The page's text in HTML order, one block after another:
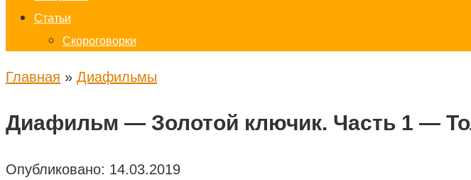
Статьи
Скороговорки
Главная » Диафильмы
Диафильм — Золотой ключик. Часть 1 —
Опубликовано: 14.03.2019